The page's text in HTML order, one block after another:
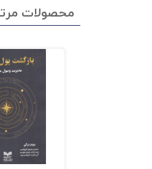
در سطحی
به‌خوبی تشریح
شرکت‌ها
کتاب
انتخاب و
محصولات